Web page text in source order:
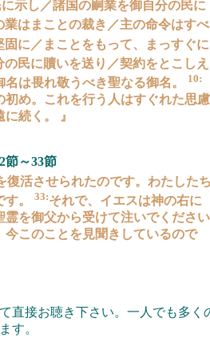
示し／諸国の嗣業を御自分の民に
業はまことの裁き／主の命令はすべ
固に／まことをもって、まっすぐに
の民に贖いを送り／契約をとこしえ
は畏れ敬うべき聖なる御名。
10:
初め。これを行う人はすぐれた思慮
続く。 』
節～33節
復活させられたのです。わたしたち
す。 33:それで、イエスは神の右に
霊を御父から受けて注いでください
今このことを見聞きしているので
直接お聴き下さい。一人でも多く
す。